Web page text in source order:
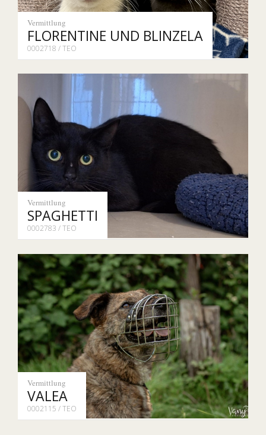
Vermittlung
FLORENTINE UND BLINZELA
0002718 / TEO
Vermittlung
SPAGHETTI
0002783 / TEO
Vermittlung
VALEA
0002115 / TEO